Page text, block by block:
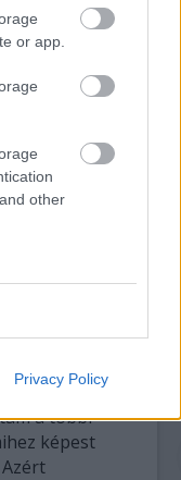
or app.
other
Privacy Policy
A
Kortárs
gondolom
de persze
a többi
képest